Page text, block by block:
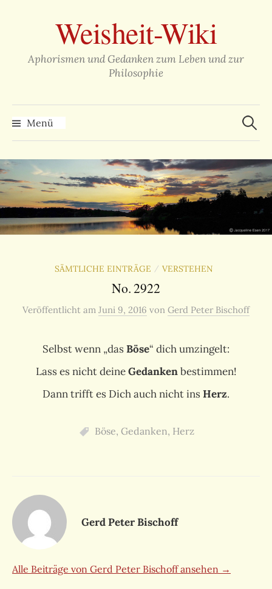
überspringenWeisheit-Wiki
Aphorismen und Gedanken zum Leben und zur
Philosophie
Menü
Suchen
nach:
SÄMTLICHE EINTRÄGE / VERSTEHEN
No. 2922
Veröffentlicht am Juni 9, 2016 von Gerd Peter Bischoff
Selbst wenn „dasBöse“ dich umzingelt:
Lass es nicht deineGedankenbestimmen!
Dann trifft es Dich auch nicht insHerz.
Böse, Gedanken, Herz
Gerd Peter Bischoff
Alle Beiträge von Gerd Peter Bischoff ansehen →